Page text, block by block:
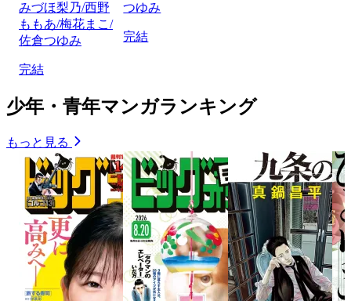
みづほ梨乃/西野
ももあ/梅花まこ/
佐倉つゆみ
完結
つゆみ
完結
少年・青年マンガランキング
もっと見る